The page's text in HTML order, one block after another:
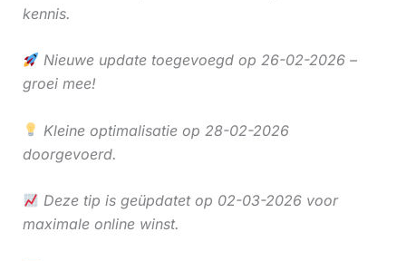
kennis.
Nieuwe update toegevoegd op 26-02-2026 –
groei mee!
Kleine optimalisatie op 28-02-2026
doorgevoerd.
Deze tip is geüpdatet op 02-03-2026 voor
maximale online winst.